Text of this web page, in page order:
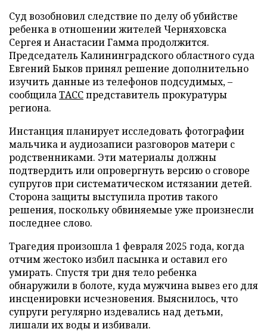
Суд возобновил следствие по делу об убийстве
ребенка в отношении жителей Черняховска
Сергея и Анастасии Гамма продолжится.
Председатель Калининградского областного суда
Евгений Быков принял решение дополнительно
изучить данные из телефонов подсудимых, –
сообщилаТАССпредставитель прокуратуры
региона.
Инстанция планирует исследовать фотографии
мальчика и аудиозаписи разговоров матери с
родственниками. Эти материалы должны
подтвердить или опровергнуть версию о сговоре
супругов при систематическом истязании детей.
Сторона защиты выступила против такого
решения, поскольку обвиняемые уже произнесли
последнее слово.
Трагедия произошла 1 февраля 2025 года, когда
отчим жестоко избил пасынка и оставил его
умирать. Спустя три дня тело ребенка
обнаружили в болоте, куда мужчина вывез его для
инсценировки исчезновения. Выяснилось, что
супруги регулярно издевались над детьми,
лишали их воды и избивали.